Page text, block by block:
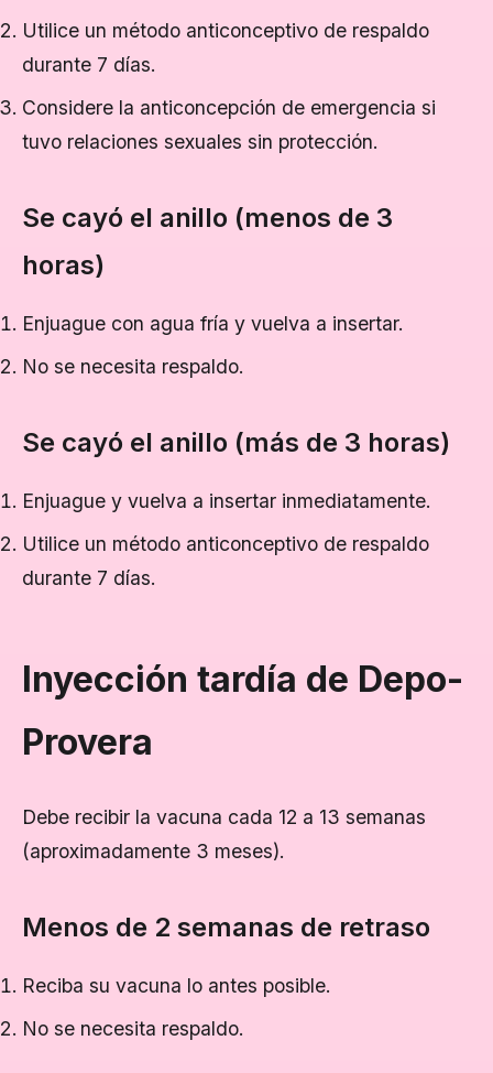
Utilice un método anticonceptivo de respaldo
durante 7 días.
Considere la anticoncepción de emergencia si
tuvo relaciones sexuales sin protección.
Se cayó el anillo (menos de 3
horas)
Enjuague con agua fría y vuelva a insertar.
No se necesita respaldo.
Se cayó el anillo (más de 3 horas)
Enjuague y vuelva a insertar inmediatamente.
Utilice un método anticonceptivo de respaldo
durante 7 días.
Inyección tardía de Depo-
Provera
Debe recibir la vacuna cada 12 a 13 semanas
(aproximadamente 3 meses).
Menos de 2 semanas de retraso
Reciba su vacuna lo antes posible.
No se necesita respaldo.